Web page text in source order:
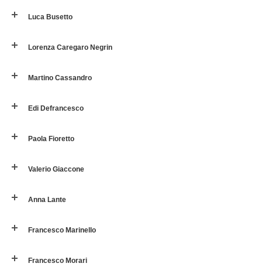
Luca Busetto
Lorenza Caregaro Negrin
Martino Cassandro
Edi Defrancesco
Paola Fioretto
Valerio Giaccone
Anna Lante
Francesco Marinello
Francesco Morari